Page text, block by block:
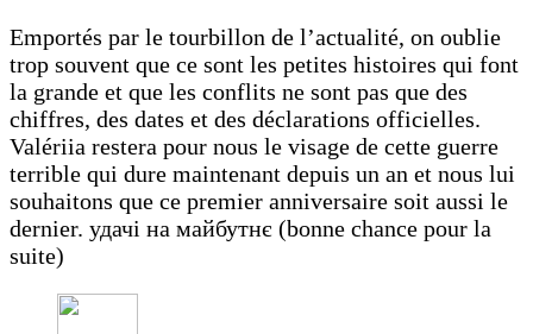
Emportés par le tourbillon de l’actualité, on oublie
trop souvent que ce sont les petites histoires qui font
la grande et que les conflits ne sont pas que des
chiffres, des dates et des déclarations officielles.
Valériia restera pour nous le visage de cette guerre
terrible qui dure maintenant depuis un an et nous lui
souhaitons que ce premier anniversaire soit aussi le
dernier. удачі на майбутнє (bonne chance pour la
suite)